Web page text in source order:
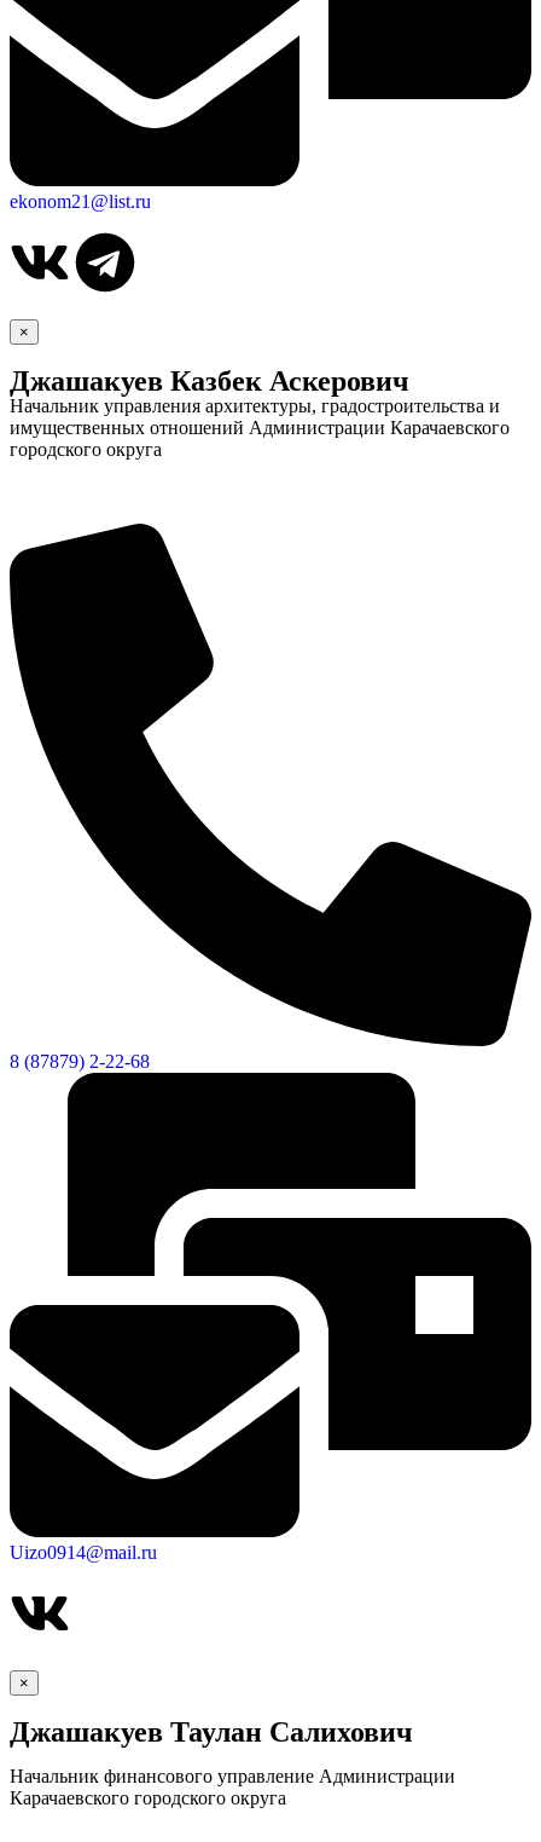
ekonom21@list.ru
×
Джашакуев Казбек Аскерович
Начальник управления архитектуры, градостроительства и
имущественных отношений Администрации Карачаевского
городского округа
8 (87879) 2-22-68
Uizo0914@mail.ru
×
Джашакуев Таулан Салихович
Начальник финансового управление Администрации
Карачаевского городского округа